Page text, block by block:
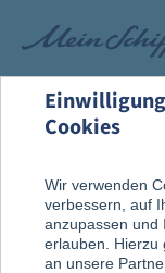
Highlights
Mein Schiff Flow
Cookies
Wir verwenden
verbessern, auf
anzupassen und
erlauben. Hierzu
an unsere